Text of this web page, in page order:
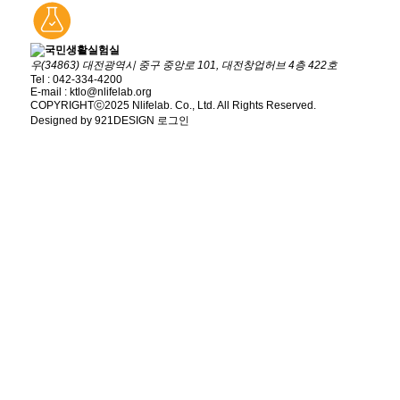
우(34863) 대전광역시 중구 중앙로 101, 대전창업허브 4층 422호
Tel : 042-334-4200
E-mail : ktlo@nlifelab.org
COPYRIGHTⓒ2025 Nlifelab. Co., Ltd. All Rights Reserved.
Designed by 921DESIGN 로그인